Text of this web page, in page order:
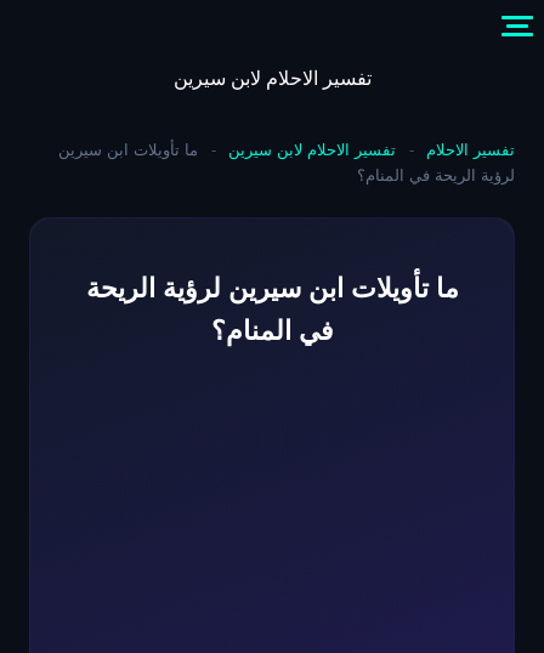
content
تفسير الاحلام لابن سيرين
تفسير الاحلام - تفسير الاحلام لابن سيرين -
ما تأويلات ابن سيرين
لرؤية الريحة في المنام؟
ما تأويلات ابن سيرين لرؤية الريحة
في المنام؟